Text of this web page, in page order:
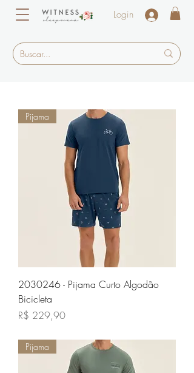
Login
Pijama
2030246 - Pijama Curto Algodão
Bicicleta
Preço
R$ 229,90
Pijama